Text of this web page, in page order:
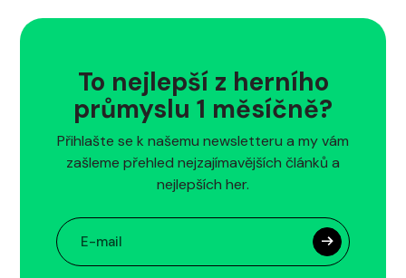
To nejlepší z herního
průmyslu 1 měsíčně?
Přihlašte se k našemu newsletteru a my vám
zašleme přehled nejzajímavějších článků a
nejlepších her.